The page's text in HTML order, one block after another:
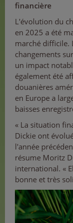
financière
L'évolution du
en 2025 a été
marché difficile.
changements
un impact
également été
douanières
en Europe a
baisses
« La situation
Dickie ont
l'année
résume Moritz
international. «
bonne et très